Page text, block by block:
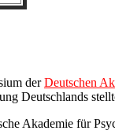
derDeutschen
Deutschlands
Akademie für